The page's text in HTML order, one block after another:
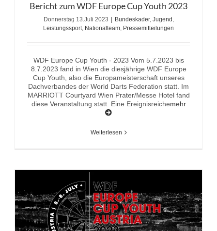
Bericht zum WDF Europe Cup Youth 2023
Donnerstag 13.Juli 2023 Bundeskader, Jugend ,
Leistungssport, Nationalteam, Pressemitteilungen
WDF Europe Cup Youth - 2023 Vom 5.7.2023 bis
8.7.2023 fand in Wien die diesjährige WDF Europe
Cup Youth, also die Europameisterschaft unseres
Dachverbandes der World Darts Federation statt. Im
MARRIOTT Courtyard Wien Prater/Messe Hotel fand
diese Veranstaltung statt. Eine Ereignisreichemehr
Weiterlesen